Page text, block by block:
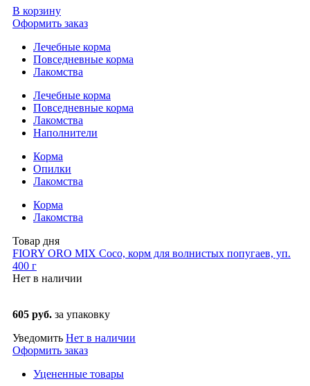
В корзину
Оформить заказ
Лечебные корма
Повседневные корма
Лакомства
Лечебные корма
Повседневные корма
Лакомства
Наполнители
Корма
Опилки
Лакомства
Корма
Лакомства
Товар дня
FIORY ORO MIX Coco, корм для волнистых попугаев, уп.
400 г
Нет в наличии
605 руб. за упаковку
Уведомить Нет в наличии
Оформить заказ
Уцененные товары